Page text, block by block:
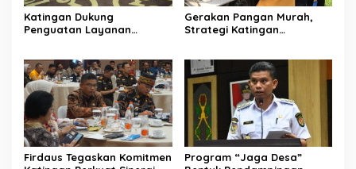
Katingan Dukung
Penguatan Layanan
Gerakan Pangan Murah,
Strategi Katingan
Firdaus Tegaskan Komitmen
Program “Jaga Desa”